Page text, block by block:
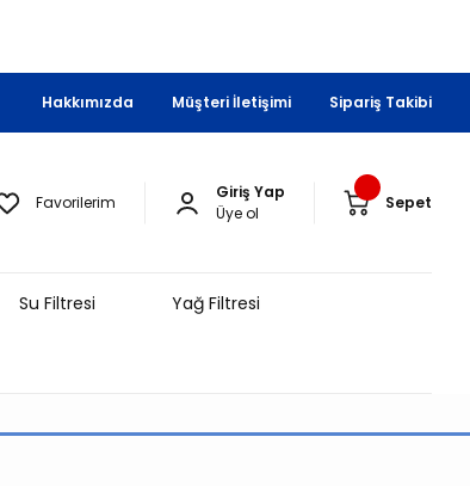
Hakkımızda Müşteri İletişimi Sipariş Takibi
Favorilerim
Giriş Yap
Üye ol
Sepet
Su Filtresi Yağ Filtresi